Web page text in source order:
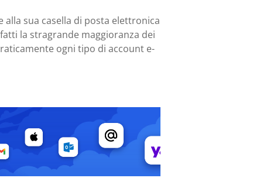
sua casella di posta elettronica
la stragrande maggioranza dei
ogni tipo di account e-